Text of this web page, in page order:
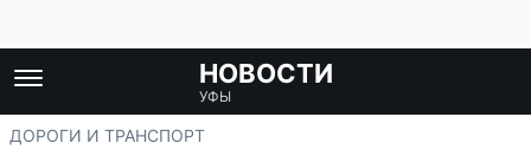
НОВОСТИ
УФЫ
ДОРОГИ И ТРАНСПОРТ